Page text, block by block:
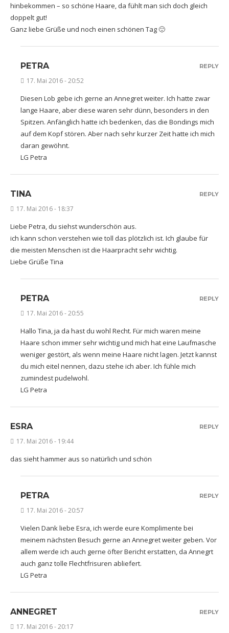
hinbekommen – so schöne Haare, da fühlt man sich doch gleich
doppelt gut!
Ganz liebe Grüße und noch einen schönen Tag 🙂
PETRA
17. Mai 2016 - 20:52
Diesen Lob gebe ich gerne an Annegret weiter. Ich hatte zwar
lange Haare, aber diese waren sehr dünn, besonders in den
Spitzen. Anfänglich hatte ich bedenken, das die Bondings mich
auf dem Kopf stören. Aber nach sehr kurzer Zeit hatte ich mich
daran gewöhnt.
LG Petra
REPLY
TINA
17. Mai 2016 - 18:37
Liebe Petra, du siehst wunderschön aus.
ich kann schon verstehen wie toll das plötzlich ist. Ich glaube für
die meisten Menschen ist die Haarpracht sehr wichtig.
Liebe Grüße Tina
REPLY
PETRA
17. Mai 2016 - 20:55
Hallo Tina, ja da hast du wohl Recht. Für mich waren meine
Haare schon immer sehr wichtig und mich hat eine Laufmasche
weniger gestört, als wenn meine Haare nicht lagen. Jetzt kannst
du mich eitel nennen, dazu stehe ich aber. Ich fühle mich
zumindest pudelwohl.
LG Petra
REPLY
ESRA
17. Mai 2016 - 19:44
das sieht hammer aus so natürlich und schön
REPLY
PETRA
17. Mai 2016 - 20:57
Vielen Dank liebe Esra, ich werde eure Komplimente bei
meinem nächsten Besuch gerne an Annegret weiter geben. Vor
allem werde ich auch gerne öfter Bericht erstatten, da Annegrt
auch ganz tolle Flechtfrisuren abliefert.
LG Petra
REPLY
ANNEGRET
17. Mai 2016 - 20:17
REPLY